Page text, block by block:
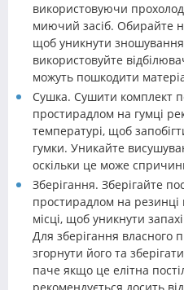
використовуючи
миючий засіб. Обирайте
щоб уникнути
використовуйте
можуть пошкодити
Сушка. Сушити комплект
простирадлом на гумці
температурі, щоб
гумки. Уникайте
оскільки це може
Зберігання. Зберігайте
простирадлом на резинці
місці, щоб уникнути
Для зберігання власного
згорнути його та
паче якщо це елітна